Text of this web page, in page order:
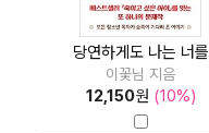
당연하게도 나는 너를
이꽃님 지음
12,150원 (10%)